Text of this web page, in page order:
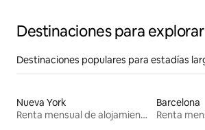
Destinaciones para explorar
Destinaciones populares para estadías
Nueva York
Renta mensual de alojamientos
Barcelona